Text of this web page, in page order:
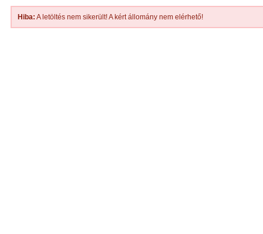
Hiba: A letöltés nem sikerült! A kért állomány nem elérhető!